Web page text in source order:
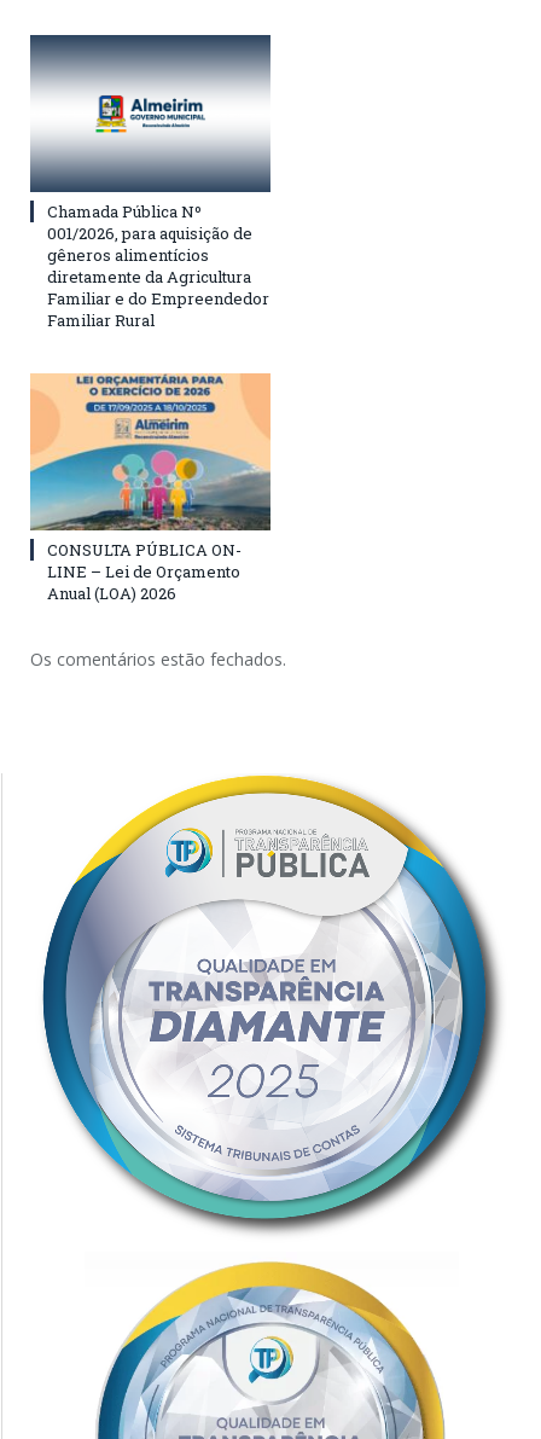
Chamada Pública Nº
001/2026, para aquisição de
gêneros alimentícios
diretamente da Agricultura
Familiar e do Empreendedor
Familiar Rural
CONSULTA PÚBLICA ON-
LINE – Lei de Orçamento
Anual (LOA) 2026
Os comentários estão fechados.